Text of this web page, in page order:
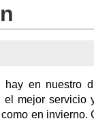
en nuestro
mejor servicio
en invierno.